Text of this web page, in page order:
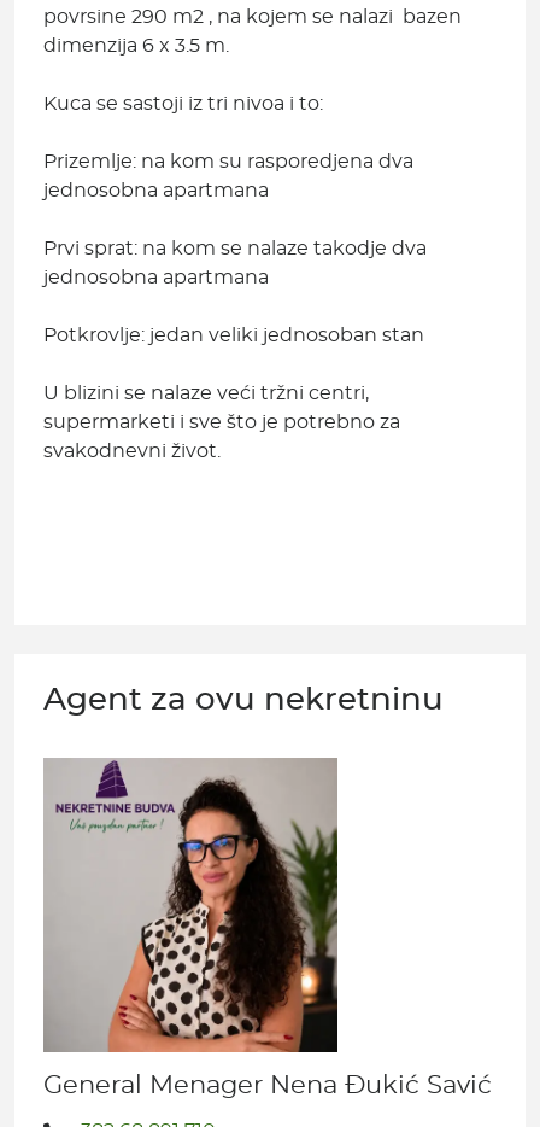
povrsine 290 m2 , na kojem se nalazi bazen
dimenzija 6 x 3.5 m.
Kuca se sastoji iz tri nivoa i to:
Prizemlje: na kom su rasporedjena dva
jednosobna apartmana
Prvi sprat: na kom se nalaze takodje dva
jednosobna apartmana
Potkrovlje: jedan veliki jednosoban stan
U blizini se nalaze veći tržni centri,
supermarketi i sve što je potrebno za
svakodnevni život.
Agent za ovu nekretninu
General Menager Nena Đukić Savić